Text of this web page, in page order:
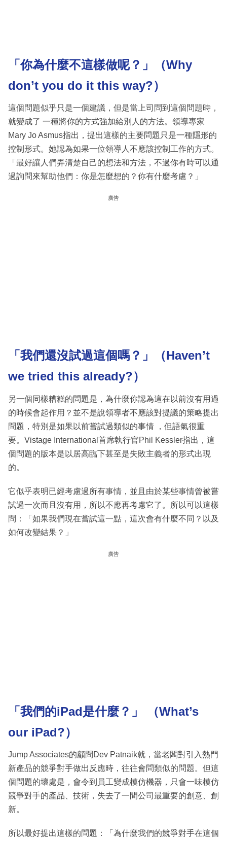
「你為什麼不這樣做呢？」（Why
don’t you do it this way?）
這個問題似乎只是一個建議，但是當上司問到這個問題時，
就變成了 一種將你的方式強加給別人的方法。領導專家
Mary Jo Asmus指出，提出這樣的主要問題只是一種隱形的
控制形式。她認為如果一位領導人不應該控制工作的方式。
「最好讓人們弄清楚自己的想法和方法，不過你有時可以通
過詢問來幫助他們：你是怎麼想的？你有什麼考慮？」
廣告
「我們還沒試過這個嗎？」（Haven’t
we tried this already?）
另一個同樣糟糕的問題是，為什麼你認為這在以前沒有用過
的時候會起作用？並不是說領導者不應該對提議的策略提出
問題，特別是如果以前嘗試過類似的事情 ，但語氣很重
要。Vistage International首席執行官Phil Kessler指出，這
個問題的版本是以居高臨下甚至是失敗主義者的形式出現
的。
它似乎表明已經考慮過所有事情，並且由於某些事情曾被嘗
試過一次而且沒有用，所以不應再考慮它了。所以可以這樣
問：「如果我們現在嘗試這一點，這次會有什麼不同？以及
如何改變結果？」
廣告
「我們的iPad是什麼？」 （What’s
our iPad?）
Jump Associates的顧問Dev Patnaik就，當老闆對引入熱門
新產品的競爭對手做出反應時，往往會問類似的問題。但這
個問題的壞處是，會令到員工變成模仿機器，只會一味模仿
競爭對手的產品、技術，失去了一間公司最重要的創意、創
新。
所以最好提出這樣的問題：「為什麼我們的競爭對手在這個